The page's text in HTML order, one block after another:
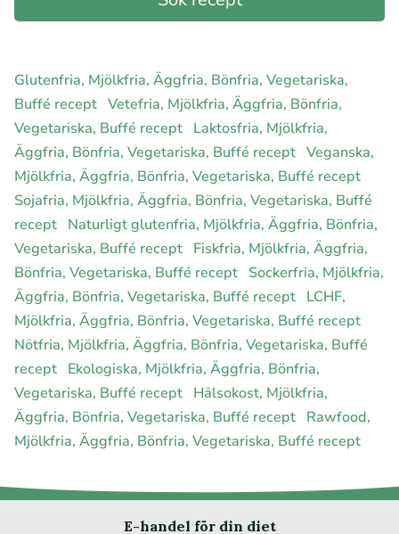
Glutenfria, Mjölkfria, Äggfria, Bönfria, Vegetariska,
Buffé recept Vetefria, Mjölkfria, Äggfria, Bönfria,
Vegetariska, Buffé recept Laktosfria, Mjölkfria,
Äggfria, Bönfria, Vegetariska, Buffé recept Veganska,
Mjölkfria, Äggfria, Bönfria, Vegetariska, Buffé recept
Sojafria, Mjölkfria, Äggfria, Bönfria, Vegetariska, Buffé
recept Naturligt glutenfria, Mjölkfria, Äggfria, Bönfria,
Vegetariska, Buffé recept Fiskfria, Mjölkfria, Äggfria,
Bönfria, Vegetariska, Buffé recept Sockerfria, Mjölkfria,
Äggfria, Bönfria, Vegetariska, Buffé recept LCHF,
Mjölkfria, Äggfria, Bönfria, Vegetariska, Buffé recept
Nötfria, Mjölkfria, Äggfria, Bönfria, Vegetariska, Buffé
recept Ekologiska, Mjölkfria, Äggfria, Bönfria,
Vegetariska, Buffé recept Hälsokost, Mjölkfria,
Äggfria, Bönfria, Vegetariska, Buffé recept Rawfood,
Mjölkfria, Äggfria, Bönfria, Vegetariska, Buffé recept
E-handel för din diet